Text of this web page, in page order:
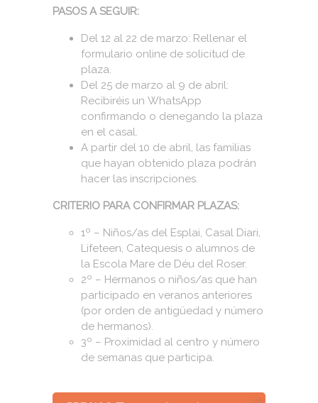
PASOS A SEGUIR:
Del 12 al 22 de marzo: Rellenar el
formulario online de solicitud de
plaza.
Del 25 de marzo al 9 de abril:
Recibiréis un WhatsApp
confirmando o denegando la plaza
en el casal.
A partir del 10 de abril, las familias
que hayan obtenido plaza podrán
hacer las inscripciones.
CRITERIO PARA CONFIRMAR PLAZAS:
1º – Niños/as del Esplai, Casal Diari,
Lifeteen, Catequesis o alumnos de
la Escola Mare de Déu del Roser.
2º – Hermanos o niños/as que han
participado en veranos anteriores
(por orden de antigüedad y número
de hermanos).
3º – Proximidad al centro y número
de semanas que participa.